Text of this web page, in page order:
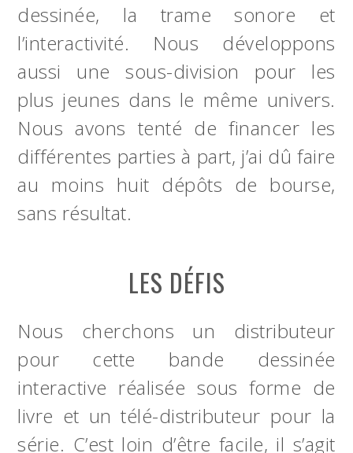
dessinée, la trame sonore et
l’interactivité. Nous développons
aussi une sous-division pour les
plus jeunes dans le même univers.
Nous avons tenté de financer les
différentes parties à part, j’ai dû faire
au moins huit dépôts de bourse,
sans résultat.
LES DÉFIS
Nous cherchons un distributeur
pour cette bande dessinée
interactive réalisée sous forme de
livre et un télé-distributeur pour la
série. C’est loin d’être facile, il s’agit